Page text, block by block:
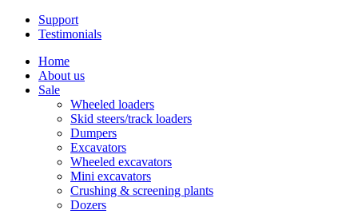
Support
Testimonials
Home
About us
Sale
Wheeled loaders
Skid steers/track loaders
Dumpers
Excavators
Wheeled excavators
Mini excavators
Crushing & screening plants
Dozers